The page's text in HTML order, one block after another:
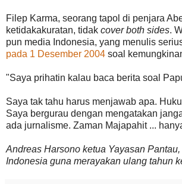
Filep Karma, seorang tapol di penjara
ketidakakuratan, tidak cover both sides.
pun media Indonesia, yang menulis
pada 1 Desember 2004 soal
"Saya prihatin kalau baca berita soal
Saya tak tahu harus menjawab apa.
Saya bergurau dengan mengatakan
ada jurnalisme. Zaman Majapahit ...
Andreas Harsono ketua Yayasan
Indonesia guna merayakan ulang tahun